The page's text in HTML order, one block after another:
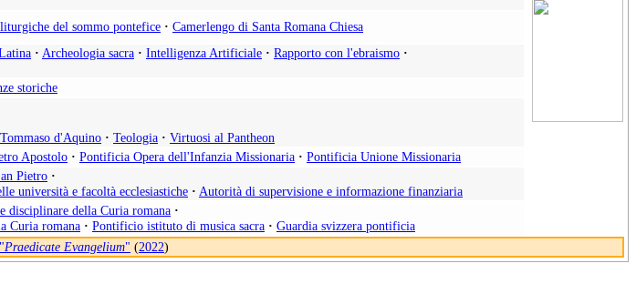
del sommo pontefice · Camerlengo di Santa Romana Chiesa
· Archeologia sacra · Intelligenza Artificiale · Rapporto con l'ebraismo ·
storiche
d'Aquino · Teologia · Virtuosi al Pantheon
Apostolo · Pontificia Opera dell'Infanzia Missionaria · Pontificia Unione Missionaria
Pietro ·
università e facoltà ecclesiastiche · Autorità di supervisione e informazione finanziaria
disciplinare della Curia romana ·
Curia romana · Pontificio istituto di musica sacra · Guardia svizzera pontificia
Praedicate Evangelium" (2022)